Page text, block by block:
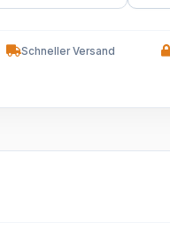
Schneller Versand